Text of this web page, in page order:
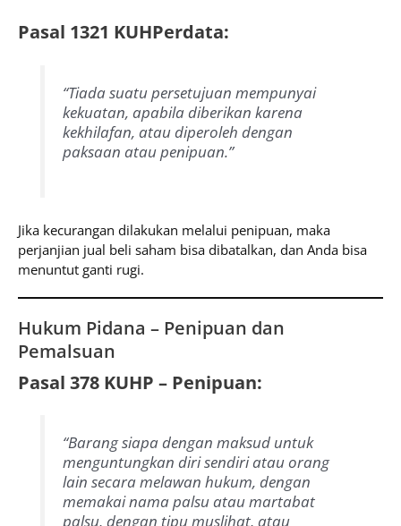
Pasal 1321 KUHPerdata:
“Tiada suatu persetujuan mempunyai
kekuatan, apabila diberikan karena
kekhilafan, atau diperoleh dengan
paksaan atau penipuan.”
Jika kecurangan dilakukan melalui penipuan, maka
perjanjian jual beli saham bisa dibatalkan, dan Anda bisa
menuntut ganti rugi.
Hukum Pidana – Penipuan dan
Pemalsuan
Pasal 378 KUHP – Penipuan:
“Barang siapa dengan maksud untuk
menguntungkan diri sendiri atau orang
lain secara melawan hukum, dengan
memakai nama palsu atau martabat
palsu, dengan tipu muslihat, atau